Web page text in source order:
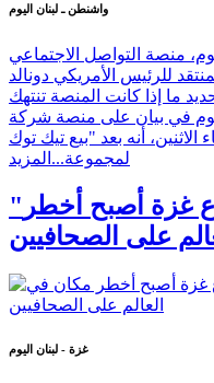
واشنطن ـ لبنان اليوم
منصة التواصل الاجتماعي
للرئيس الأمريكي دونالد
ما إذا كانت المنصة تنتهك
في بيان على منصة شركة
أنه بعد "بيع تيك توك
لمجموعة... المزيد
"أونروا" تؤكد أن قطاع غزة أصبح أخطر
على الصحافيين
غزة - لبنان اليوم